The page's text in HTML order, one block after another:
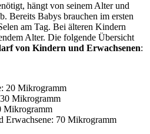
hängt von seinem Alter und
Bereits Babys brauchen im ersten
am Tag. Bei älteren Kindern
Alter. Die folgende Übersicht
von Kindern und Erwachsenen:
20 Mikrogramm
Mikrogramm
Mikrogramm
Erwachsene: 70 Mikrogramm